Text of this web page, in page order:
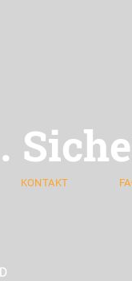
.
KONTAKT